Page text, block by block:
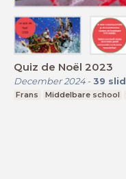
Quiz de Noël 2023
December 2024- 39
Frans Middelbare school